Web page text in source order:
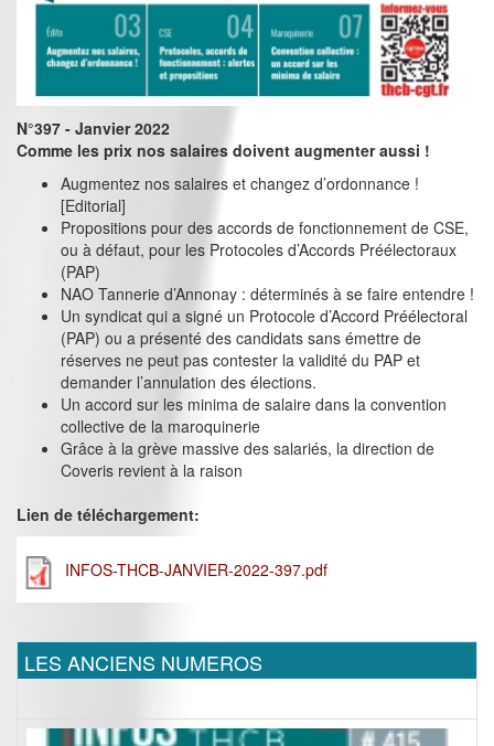
N°397 - Janvier 2022
Comme les prix nos salaires doivent augmenter aussi !
Augmentez nos salaires et changez d’ordonnance !
[Editorial]
Propositions pour des accords de fonctionnement de CSE,
ou à défaut, pour les Protocoles d’Accords Préélectoraux
(PAP)
NAO Tannerie d’Annonay : déterminés à se faire entendre !
Un syndicat qui a signé un Protocole d’Accord Préélectoral
(PAP) ou a présenté des candidats sans émettre de
réserves ne peut pas contester la validité du PAP et
demander l’annulation des élections.
Un accord sur les minima de salaire dans la convention
collective de la maroquinerie
Grâce à la grève massive des salariés, la direction de
Coveris revient à la raison
Lien de téléchargement:
INFOS-THCB-JANVIER-2022-397.pdf
LES ANCIENS NUMEROS